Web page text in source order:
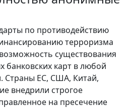
по противодействию
терроризма
существования
карт в любой
Страны ЕС, США, Китай,
внедрили строгое
на пресечение